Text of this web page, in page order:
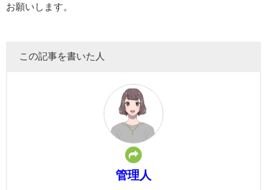
お願いします。
この記事を書いた人
管理人